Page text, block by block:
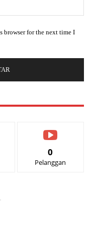
browser for the next time I
0
Pelanggan